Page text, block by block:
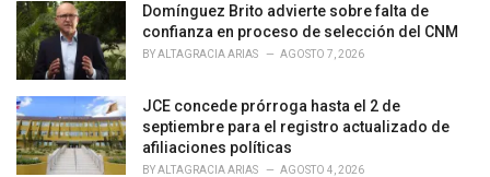
o
r
i
e
:
Domínguez Brito advierte sobre falta de
confianza en proceso de selección del CNM
BYALTAGRACIA ARIAS AGOSTO 7, 2026
JCE concede prórroga hasta el 2 de
septiembre para el registro actualizado de
afiliaciones políticas
BYALTAGRACIA ARIAS AGOSTO 4, 2026